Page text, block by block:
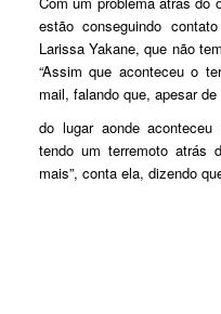
estão conseguindo
Larissa Yakane, que não
“Assim que aconteceu o
mail, falando que, apesar
do lugar aonde
tendo um terremoto atrás
mais”, conta ela, dizendo